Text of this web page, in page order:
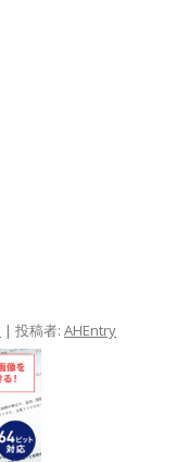
| 投稿者: AHEntry